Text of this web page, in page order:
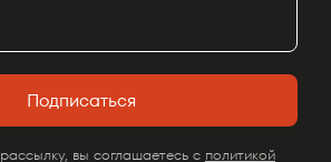
Подписаться
вы соглашаетесь с политикой